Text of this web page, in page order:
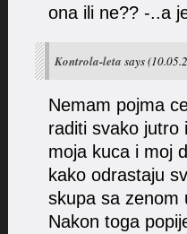
ona ili ne?? -..a
Kontrola-leta says
Nemam pojma
raditi svako jutro
moja kuca i moj
kako odrastaju
skupa sa zenom
Nakon toga